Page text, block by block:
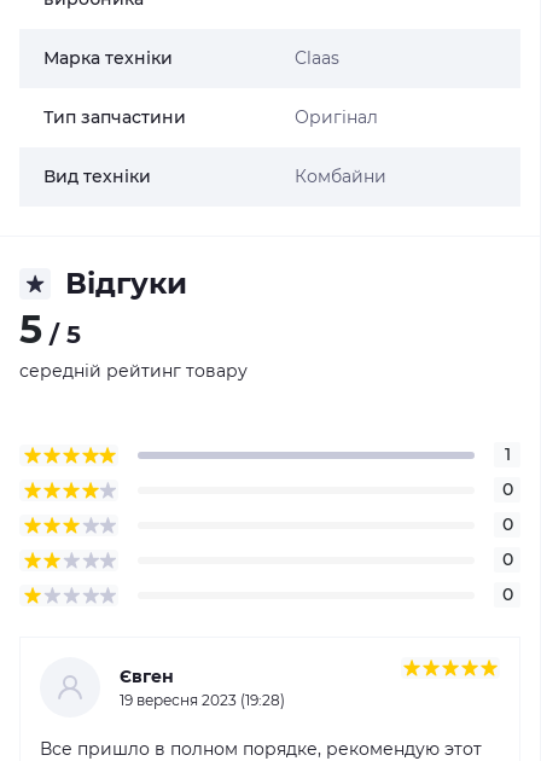
Марка техніки Claas
Тип запчастини Оригінал
Вид техніки Комбайни
Відгуки
5 / 5
середній рейтинг товару
1
0
0
0
0
Євген
19 вересня 2023 (19:28)
Все пришло в полном порядке, рекомендую этот